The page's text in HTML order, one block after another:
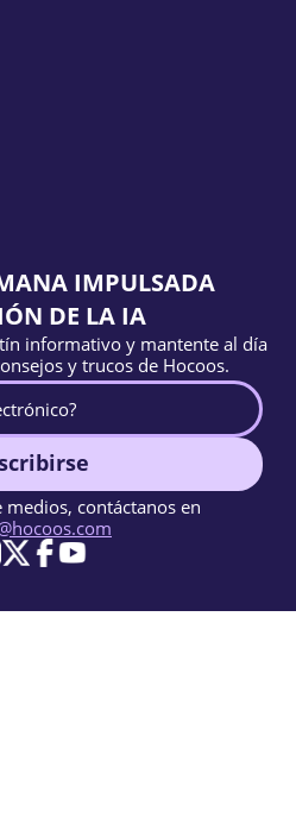
IMPULSADA
DE LA IA
informativo y mantente al día
y trucos de Hocoos.
medios, contáctanos en